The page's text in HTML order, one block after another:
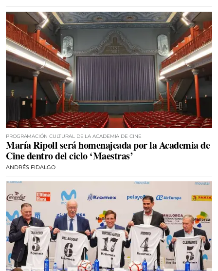
PROGRAMACIÓN CULTURAL DE LA ACADEMIA DE CINE
María Ripoll será homenajeada por la Academia de
Cine dentro del ciclo ‘Maestras’
ANDRÉS FIDALGO